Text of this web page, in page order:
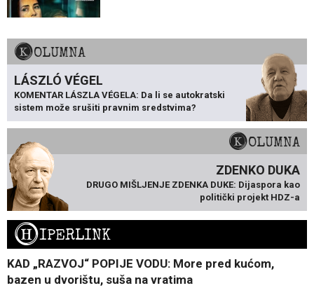
KOLUMNA
LÁSZLÓ VÉGEL
KOMENTAR LÁSZLA VÉGELA: Da li se autokratski
sistem može srušiti pravnim sredstvima?
KOLUMNA
ZDENKO DUKA
DRUGO MIŠLJENJE ZDENKA DUKE: Dijaspora kao
politički projekt HDZ-a
HIPERLINK
KAD „RAZVOJ“ POPIJE VODU: More pred kućom,
bazen u dvorištu, suša na vratima